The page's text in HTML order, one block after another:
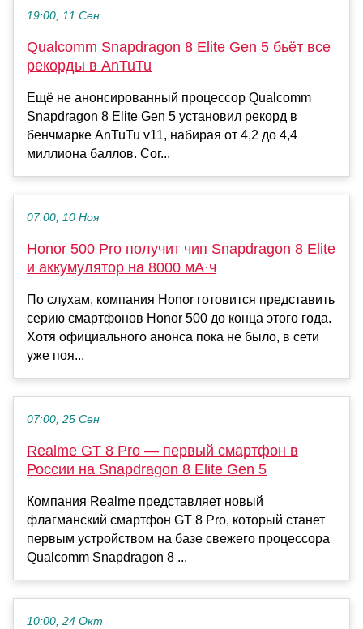
19:00, 11 Сен
Qualcomm Snapdragon 8 Elite Gen 5 бьёт все
рекорды в AnTuTu
Ещё не анонсированный процессор Qualcomm
Snapdragon 8 Elite Gen 5 установил рекорд в
бенчмарке AnTuTu v11, набирая от 4,2 до 4,4
миллиона баллов. Сог...
07:00, 10 Ноя
Honor 500 Pro получит чип Snapdragon 8 Elite
и аккумулятор на 8000 мА·ч
По слухам, компания Honor готовится представить
серию смартфонов Honor 500 до конца этого года.
Хотя официального анонса пока не было, в сети
уже поя...
07:00, 25 Сен
Realme GT 8 Pro — первый смартфон в
России на Snapdragon 8 Elite Gen 5
Компания Realme представляет новый
флагманский смартфон GT 8 Pro, который станет
первым устройством на базе свежего процессора
Qualcomm Snapdragon 8 ...
10:00, 24 Окт